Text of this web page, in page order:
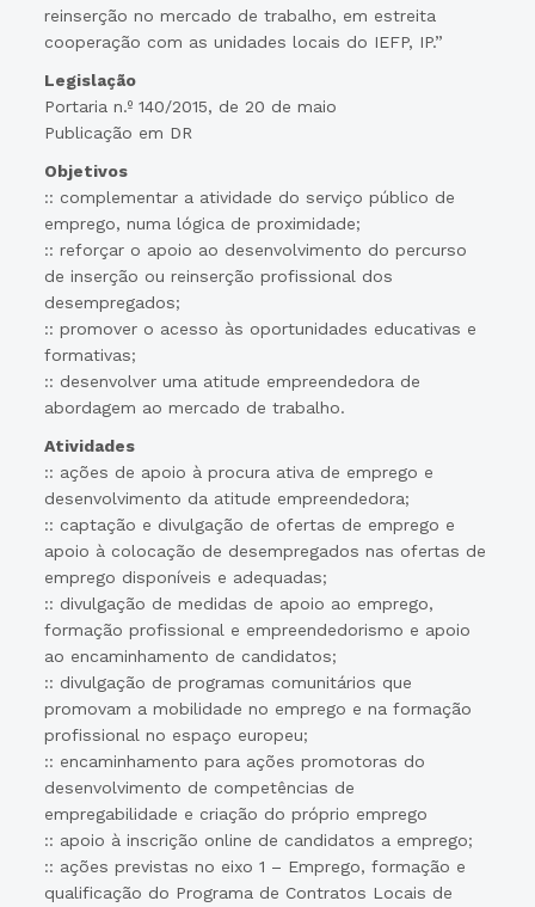
reinserção no mercado de trabalho, em estreita
cooperação com as unidades locais do IEFP, IP.”
Legislação
Portaria n.º 140/2015, de 20 de maio
Publicação em DR
Objetivos
:: complementar a atividade do serviço público de
emprego, numa lógica de proximidade;
:: reforçar o apoio ao desenvolvimento do percurso
de inserção ou reinserção profissional dos
desempregados;
:: promover o acesso às oportunidades educativas e
formativas;
:: desenvolver uma atitude empreendedora de
abordagem ao mercado de trabalho.
Atividades
:: ações de apoio à procura ativa de emprego e
desenvolvimento da atitude empreendedora;
:: captação e divulgação de ofertas de emprego e
apoio à colocação de desempregados nas ofertas de
emprego disponíveis e adequadas;
:: divulgação de medidas de apoio ao emprego,
formação profissional e empreendedorismo e apoio
ao encaminhamento de candidatos;
:: divulgação de programas comunitários que
promovam a mobilidade no emprego e na formação
profissional no espaço europeu;
:: encaminhamento para ações promotoras do
desenvolvimento de competências de
empregabilidade e criação do próprio emprego
:: apoio à inscrição online de candidatos a emprego;
:: ações previstas no eixo 1 – Emprego, formação e
qualificação do Programa de Contratos Locais de